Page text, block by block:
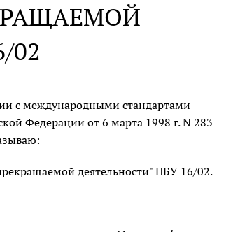
02
с международными стандартами
Федерации от 6 марта 1998 г. N 283
деятельности" ПБУ 16/02.